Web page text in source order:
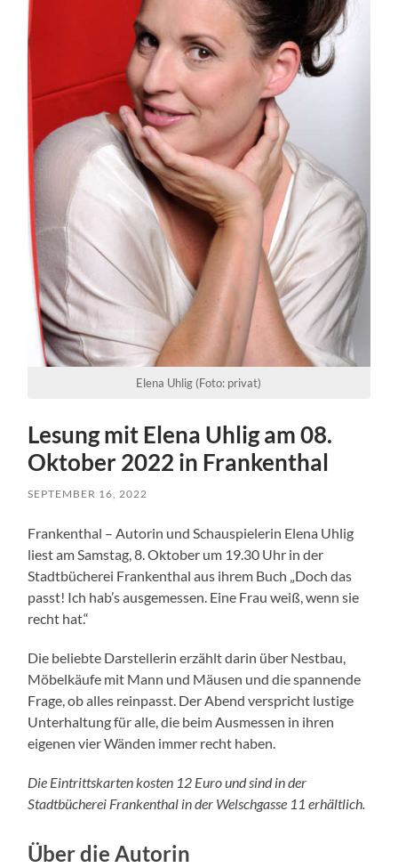
Elena Uhlig (Foto: privat)
Lesung mit Elena Uhlig am 08.
Oktober 2022 in Frankenthal
SEPTEMBER 16, 2022
Frankenthal – Autorin und Schauspielerin Elena Uhlig
liest am Samstag, 8. Oktober um 19.30 Uhr in der
Stadtbücherei Frankenthal aus ihrem Buch „Doch das
passt! Ich hab’s ausgemessen. Eine Frau weiß, wenn sie
recht hat.“
Die beliebte Darstellerin erzählt darin über Nestbau,
Möbelkäufe mit Mann und Mäusen und die spannende
Frage, ob alles reinpasst. Der Abend verspricht lustige
Unterhaltung für alle, die beim Ausmessen in ihren
eigenen vier Wänden immer recht haben.
Die Eintrittskarten kosten 12 Euro und sind in der
Stadtbücherei Frankenthal in der Welschgasse 11 erhältlich.
Über die Autorin